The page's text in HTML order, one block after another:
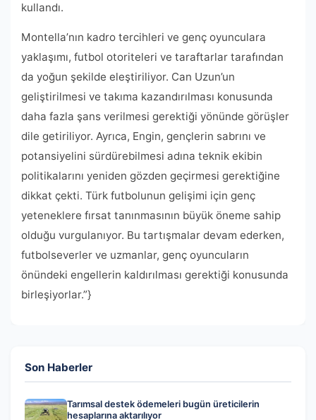
kullandı.
Montella’nın kadro tercihleri ve genç oyunculara
yaklaşımı, futbol otoriteleri ve taraftarlar tarafından
da yoğun şekilde eleştiriliyor. Can Uzun’un
geliştirilmesi ve takıma kazandırılması konusunda
daha fazla şans verilmesi gerektiği yönünde görüşler
dile getiriliyor. Ayrıca, Engin, gençlerin sabrını ve
potansiyelini sürdürebilmesi adına teknik ekibin
politikalarını yeniden gözden geçirmesi gerektiğine
dikkat çekti. Türk futbolunun gelişimi için genç
yeteneklere fırsat tanınmasının büyük öneme sahip
olduğu vurgulanıyor. Bu tartışmalar devam ederken,
futbolseverler ve uzmanlar, genç oyuncuların
önündeki engellerin kaldırılması gerektiği konusunda
birleşiyorlar.”}
Son Haberler
Tarımsal destek ödemeleri bugün üreticilerin
hesaplarına aktarılıyor